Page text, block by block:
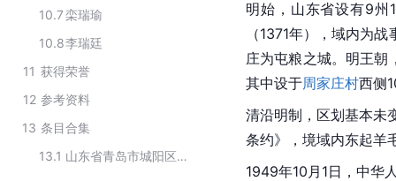
10.7栾瑞瑜
10.8李瑞廷
11 获得荣誉
12 参考资料
13 条目合集
13.1
山东省青岛市城阳区行政区划
明始， 山东省设有9州
（1371年），域内为
庄为屯粮之城。 明王朝
其中设于周家庄村西侧
清沿明制，区划基本未
条约》，境域内东起羊
1949年10月1日，中华